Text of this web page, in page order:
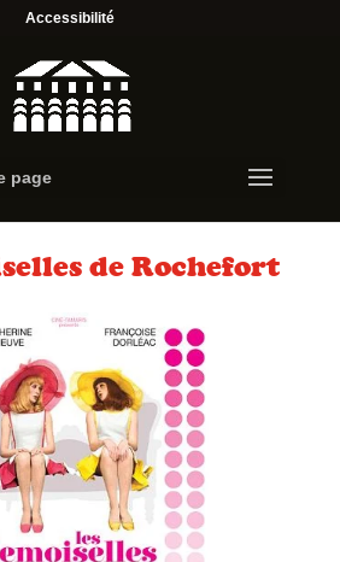
Accessibilité
page
de Rochefort